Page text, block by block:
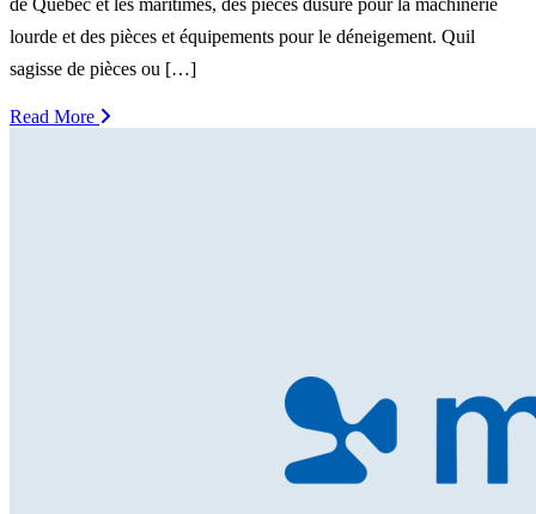
lourde et des pièces et équipements pour le déneigement. Quil
sagisse de pièces ou […]
Read More